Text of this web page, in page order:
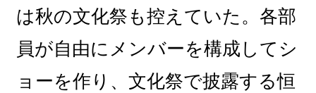
は秋の文化祭も控えていた。各部
員が自由にメンバーを構成してシ
ョーを作り、文化祭で披露する恒